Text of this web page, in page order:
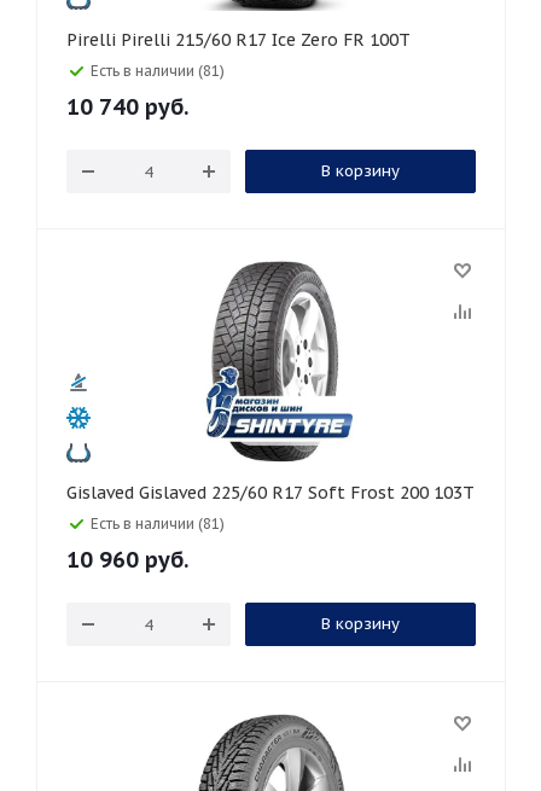
Pirelli Pirelli 215/60 R17 Ice Zero FR 100T
Есть в наличии (81)
10 740 руб.
В корзину
Gislaved Gislaved 225/60 R17 Soft Frost 200 103T
Есть в наличии (81)
10 960 руб.
В корзину